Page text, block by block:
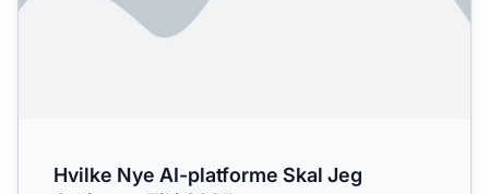
Hvilke Nye AI-platforme Skal Jeg